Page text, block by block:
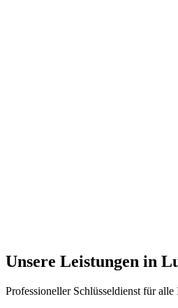
Unsere Leistungen in
Professioneller Schlüsseldienst für